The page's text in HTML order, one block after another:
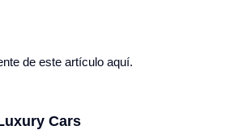
de este artículo aquí.
Cars